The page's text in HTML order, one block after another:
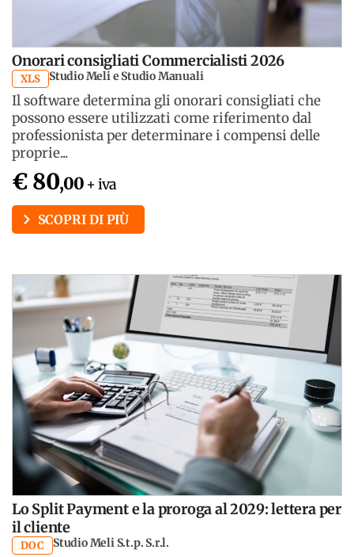
Onorari consigliati Commercialisti 2026
XLS Studio Meli e Studio Manuali
Il software determina gli onorari consigliati che
possono essere utilizzati come riferimento dal
professionista per determinare i compensi delle
proprie...
€ 80,00 + iva
SCOPRI DI PIÙ
Lo Split Payment e la proroga al 2029: lettera per
il cliente
DOC Studio Meli S.t.p. S.r.l.